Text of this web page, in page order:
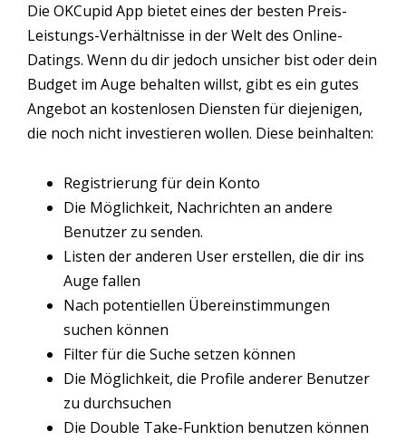
Die OKCupid App bietet eines der besten Preis-
Leistungs-Verhältnisse in der Welt des Online-
Datings. Wenn du dir jedoch unsicher bist oder dein
Budget im Auge behalten willst, gibt es ein gutes
Angebot an kostenlosen Diensten für diejenigen,
die noch nicht investieren wollen. Diese beinhalten:
Registrierung für dein Konto
Die Möglichkeit, Nachrichten an andere
Benutzer zu senden.
Listen der anderen User erstellen, die dir ins
Auge fallen
Nach potentiellen Übereinstimmungen
suchen können
Filter für die Suche setzen können
Die Möglichkeit, die Profile anderer Benutzer
zu durchsuchen
Die Double Take-Funktion benutzen können